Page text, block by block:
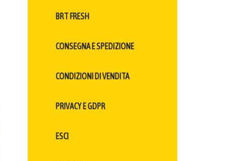
BRT FRESH
CONSEGNA E SPEDIZIONE
CONDIZIONI DI VENDITA
PRIVACY E GDPR
ESCI